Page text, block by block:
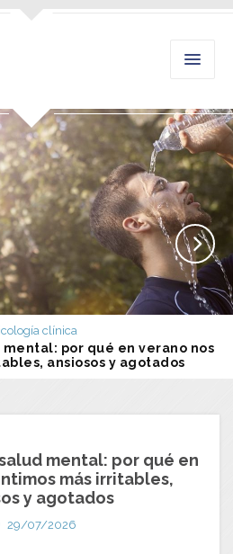
clínica
por qué en verano nos
ansiosos y agotados
mental: por qué en
más irritables,
y agotados
29/07/2026